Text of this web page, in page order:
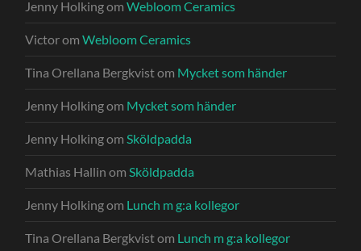
Jenny HolkingomWebloom Ceramics
VictoromWebloom Ceramics
Tina Orellana Bergkvistom Mycket som händer
Jenny Holkingom Mycket som händer
Jenny HolkingomSköldpadda
Mathias Hallin omSköldpadda
Jenny Holkingom Lunch m g:a kollegor
Tina Orellana Bergkvistom Lunch m g:a kollegor